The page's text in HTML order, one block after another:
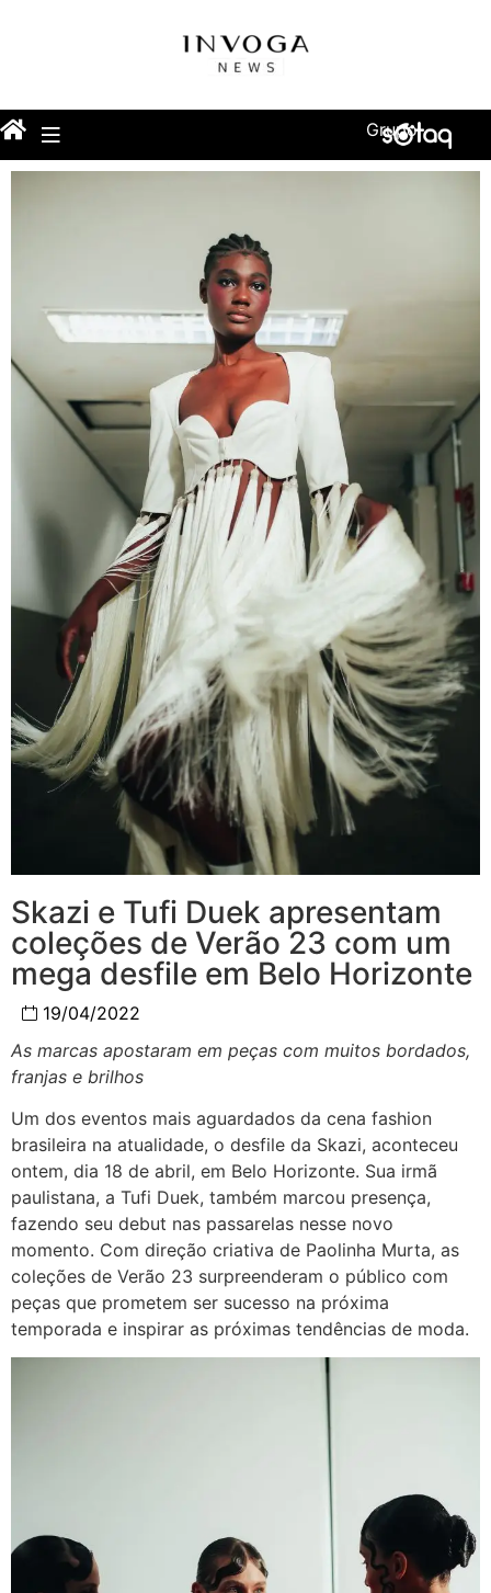
Grupo
Skazi e Tufi Duek apresentam
coleções de Verão 23 com um
mega desfile em Belo Horizonte
19/04/2022
As marcas apostaram em peças com muitos bordados,
franjas e brilhos
Um dos eventos mais aguardados da cena fashion
brasileira na atualidade, o desfile da Skazi, aconteceu
ontem, dia 18 de abril, em Belo Horizonte. Sua irmã
paulistana, a Tufi Duek, também marcou presença,
fazendo seu debut nas passarelas nesse novo
momento. Com direção criativa de Paolinha Murta, as
coleções de Verão 23 surpreenderam o público com
peças que prometem ser sucesso na próxima
temporada e inspirar as próximas tendências de moda.